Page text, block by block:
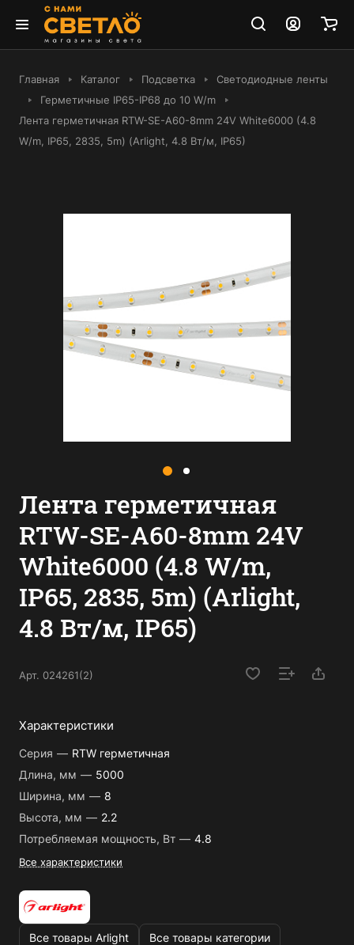
Главная Каталог Подсветка
Светодиодные ленты
Герметичные IP65-IP68 до 10 W/m
Лента герметичная RTW-SE-A60-8mm 24V White6000 (4.8
W/m, IP65, 2835, 5m) (Arlight, 4.8 Вт/м, IP65)
Лента герметичная
RTW-SE-A60-8mm 24V
White6000 (4.8 W/m,
IP65, 2835, 5m) (Arlight,
4.8 Вт/м, IP65)
Арт. 024261(2)
Характеристики
Серия — RTW герметичная
Длина, мм — 5000
Ширина, мм — 8
Высота, мм — 2.2
Потребляемая мощность, Вт — 4.8
Все характеристики
Все товары Arlight Все товары категории